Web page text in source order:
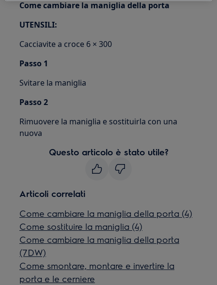
Come cambiare la maniglia della porta
UTENSILI:
Cacciavite a croce 6 × 300
Passo 1
Svitare la maniglia
Passo 2
Rimuovere la maniglia e sostituirla con una
nuova
Questo articolo è stato utile?
Articoli correlati
Come cambiare la maniglia della porta (4)
Come sostituire la maniglia (4)
Come cambiare la maniglia della porta
(7DW)
Come smontare, montare e invertire la
porta e le cerniere